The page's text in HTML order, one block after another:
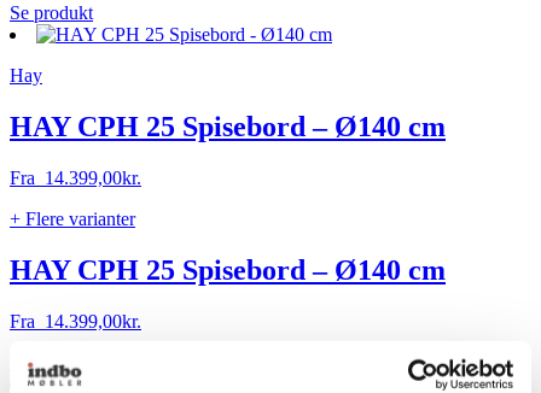
Se produktDette
vare
Mulighederne
kan
på
varesiden
Hay
HAY CPH 25 Spisebord – Ø140 cm
Fra 14.399,00kr.
+ Flere varianter
HAY CPH 25 Spisebord – Ø140 cm
Fra 14.399,00kr.
Se produkt